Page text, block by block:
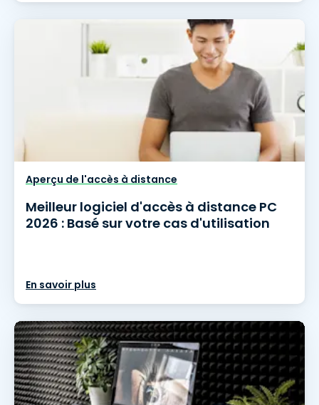
Aperçu de l'accès à distance
Meilleur logiciel d'accès à distance PC
2026 : Basé sur votre cas d'utilisation
En savoir plus